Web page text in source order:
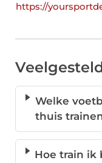
https://
Welke
thuis
Hoe train ik